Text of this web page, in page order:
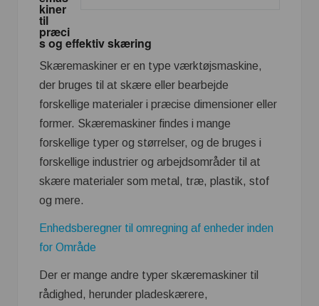
kiner
til
præci
s og effektiv skæring
Skæremaskiner er en type værktøjsmaskine,
der bruges til at skære eller bearbejde
forskellige materialer i præcise dimensioner eller
former. Skæremaskiner findes i mange
forskellige typer og størrelser, og de bruges i
forskellige industrier og arbejdsområder til at
skære materialer som metal, træ, plastik, stof
og mere.
Enhedsberegner til omregning af enheder inden
for Område
Der er mange andre typer skæremaskiner til
rådighed, herunder pladeskærere,